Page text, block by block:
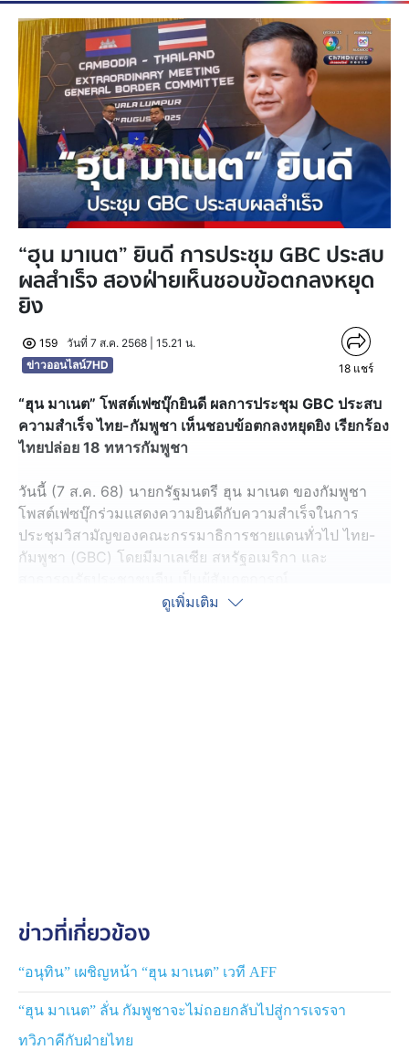
“ฮุน มาเนต” ยินดี การประชุม GBC ประสบ
ผลสำเร็จ สองฝ่ายเห็นชอบข้อตกลงหยุด
ยิง
159
วันที่ 7 ส.ค. 2568 | 15.21 น.
ข่าวออนไลน์7HD
18 แชร์
“ฮุน มาเนต” โพสต์เฟซบุ๊กยินดี ผลการประชุม GBC ประสบ
ความสำเร็จ ไทย-กัมพูชา เห็นชอบข้อตกลงหยุดยิง เรียกร้อง
ไทยปล่อย 18 ทหารกัมพูชา
วันนี้ (7 ส.ค. 68) นายกรัฐมนตรี ฮุน มาเนต ของกัมพูชา
โพสต์เฟซบุ๊กร่วมแสดงความยินดีกับความสําเร็จในการ
ประชุมวิสามัญของคณะกรรมาธิการชายแดนทั่วไป ไทย-
กัมพูชา (GBC) โดยมีมาเลเซีย สหรัฐอเมริกา และ
การจัดตั้งทีมผู้สังเกตการณ์อาเซียนต่อไป
นอกจากนี้ ทั้งสองฝ่ายยังเห็นพ้องกันให้จัดการประชุมคณะ
กรรมการชายแดนส่วนภูมิภาค (Regional Border
Committee : RBC) ภายใน 2 สัปดาห์ และประชุมคณะ
กรรมาธิการชายแดนทั่วไป ไทย-กัมพูชา (GBC) ภายใน 1
ดูเพิ่มเติม
ข่าวที่เกี่ยวข้อง
“อนุทิน” เผชิญหน้า “ฮุน มาเนต” เวที AFF
“ฮุน มาเนต” ลั่น กัมพูชาจะไม่ถอยกลับไปสู่การเจรจา
ทวิภาคีกับฝ่ายไทย